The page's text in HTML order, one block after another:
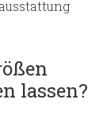
lassen?